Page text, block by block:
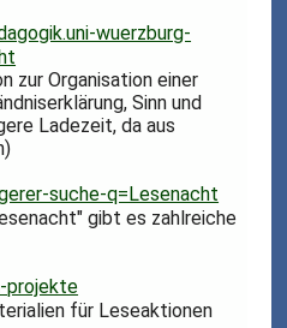
wuerzburg-
zur Organisation einer
Sinn und
Ladezeit, da aus
suche-q=Lesenacht
gibt es zahlreiche
projekte
für Leseaktionen